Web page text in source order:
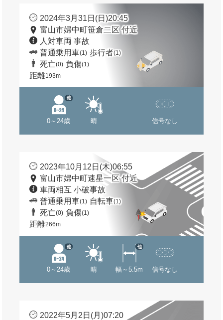
2024年3月31日(日)20:45
富山市婦中町笹倉二区 付近
人対車両 事故
普通乗用車(1) 歩行者(1)
死亡(0) 負傷(1)
距離193m
0～24歳
他
晴 信号なし
2023年10月12日(木)06:55
富山市婦中町速星一区 付近
車両相互 小破事故
普通乗用車(1) 自転車(1)
死亡(0) 負傷(1)
距離266m
0～24歳
他
晴 幅～5.5m
他
信号なし
2022年5月2日(月)07:20